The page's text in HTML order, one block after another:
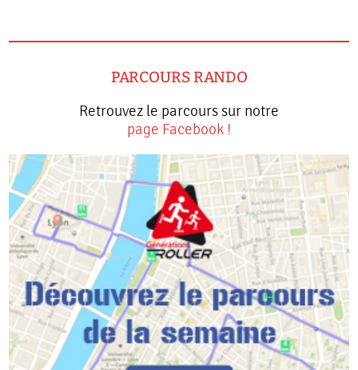
PARCOURS RANDO
Retrouvez le parcours sur notre
page Facebook !